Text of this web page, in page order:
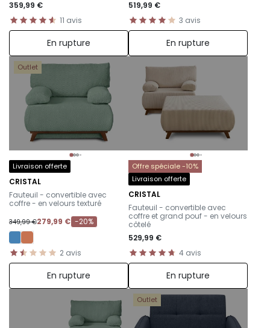
359,99 €
11 avis
En rupture
519,99 €
3 avis
En rupture
Outlet
Livraison offerte
CRISTAL
-
Fauteuil - convertible avec
coffre - en velours texturé
349,99 €279,99 € -20%
2 avis
En rupture
Offre spéciale -10%
Livraison offerte
CRISTAL
-
Fauteuil - convertible avec
coffre et grand pouf - en velours
côtelé
529,99 €
4 avis
En rupture
Outlet